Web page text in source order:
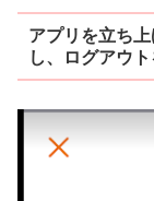
アプリを立ち
し、ログアウト